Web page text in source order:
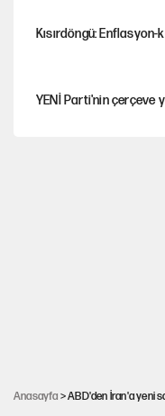
Kısırdöngü: Enflasyon-
YENİ Parti'nin çerçeve
Anasayfa > ABD'den İran'a yeni